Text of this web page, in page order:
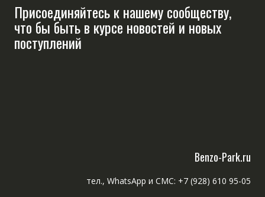
Присоединяйтесь к нашему сообществу,
что бы быть в курсе новостей и новых
поступлений
Benzo-Park.ru
тел., WhatsApp и СМС: +7 (928) 610 95-05